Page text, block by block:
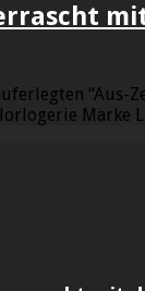
“Aus-
Marke